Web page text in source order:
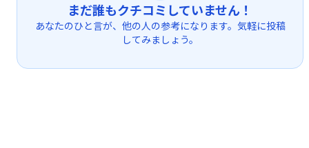
まだ誰もクチコミしていません！
あなたのひと言が、他の人の参考になります。気軽に投稿
してみましょう。